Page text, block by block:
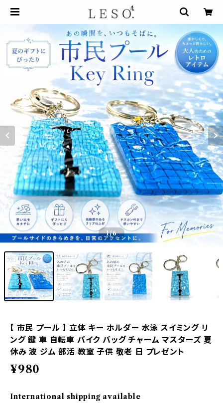
1/6
【 市民 プール 】 立体 キー ホルダー 水泳 スイミング リ
ング 鍵 車 自転車 バイク バッグ チャーム マスターズ 夏
休み 波 ジム 部活 教室 子供 敬老 日 プレゼント
¥980
International shipping available